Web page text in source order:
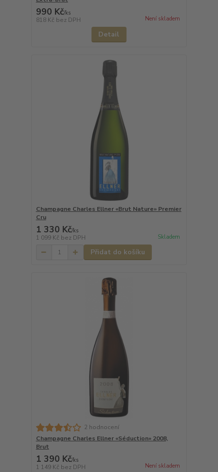
990 Kč/ks
818 Kč bez DPH Není skladem
Detail
Champagne Charles Ellner «Brut Nature» Premier
Cru
1 330 Kč/ks
1 099 Kč bez DPH Skladem
Přidat do košíku
2 hodnocení
Champagne Charles Ellner «Séduction» 2008,
Brut
1 390 Kč/ks
1 149 Kč bez DPH Není skladem